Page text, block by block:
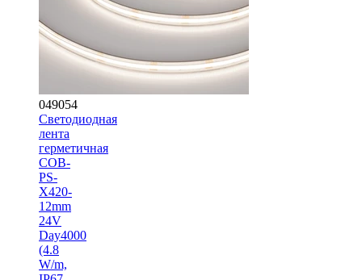
049054
Светодиодная
лента
герметичная
COB-
PS-
X420-
12mm
24V
Day4000
(4.8
W/m,